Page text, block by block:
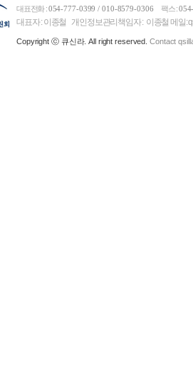
대표전화 :054-777-0399 / 010-8579-0306 팩스 :
대표자 : 이종철 개인정보관리책임자 : 이종철 메일:
Copyright ⓒ 큐신라. All right reserved.Contact